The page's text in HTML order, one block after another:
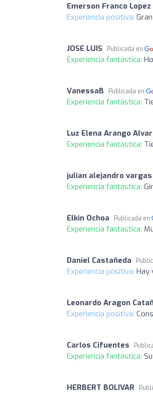
Emerson Franco Lopez
Experiencia positiva:
JOSE LUIS Publicada en
Experiencia fantástica:
VanessaB Publicada en
Experiencia fantástica:
Luz Elena Arango
Experiencia fantástica:
julian alejandro
Experiencia fantástica:
Elkin Ochoa Publicada en
Experiencia fantástica:
Daniel Castañeda
Experiencia positiva: Hay
Leonardo Aragon
Experiencia positiva:
Carlos Cifuentes
Experiencia fantástica:
HERBERT BOLIVAR